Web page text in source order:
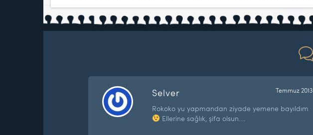
Selver Temmuz 2013
Rokoko yu yapmandan ziyade yemene bayıldım
Ellerine sağlık, şifa olsun….